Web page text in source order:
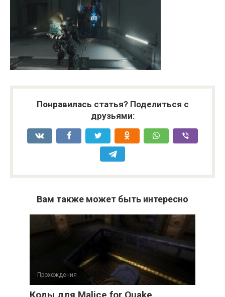
Понравилась статья? Поделиться с
друзьями:
Вам также может быть интересно
Прохождения